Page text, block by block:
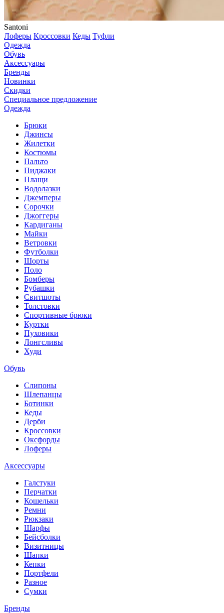
Santoni
Лоферы Кроссовки Кеды Туфли
Одежда
Обувь
Аксессуары
Бренды
Новинки
Скидки
Специальное предложение
Одежда
Брюки
Джинсы
Жилетки
Костюмы
Пальто
Пиджаки
Плащи
Водолазки
Джемперы
Сорочки
Джоггеры
Кардиганы
Майки
Ветровки
Футболки
Шорты
Поло
Бомберы
Рубашки
Свитшоты
Толстовки
Спортивные брюки
Куртки
Пуховики
Лонгсливы
Худи
Обувь
Слипоны
Шлепанцы
Ботинки
Кеды
Дерби
Кроссовки
Оксфорды
Лоферы
Аксессуары
Галстуки
Перчатки
Кошельки
Ремни
Рюкзаки
Шарфы
Бейсболки
Визитницы
Шапки
Кепки
Портфели
Разное
Сумки
Бренды